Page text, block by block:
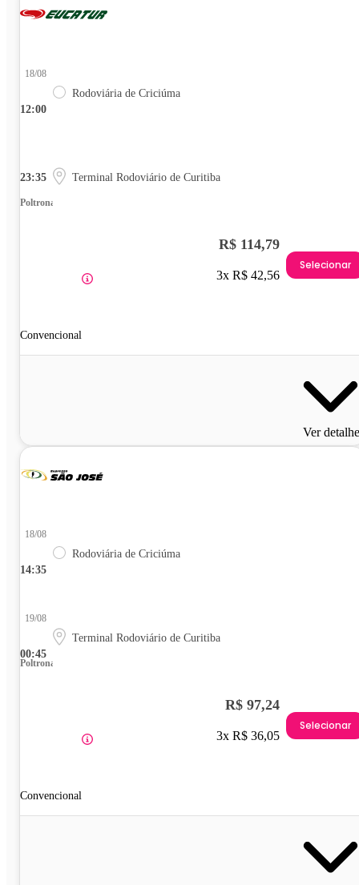
12:00
18/08
Rodoviária de Criciúma
23:35 Terminal Rodoviário de Curitiba
Poltrona
Convencional
R$ 114,79
3x R$ 42,56
Selecionar
Ver
14:35
18/08
Rodoviária de Criciúma
00:45
19/08
Terminal Rodoviário de Curitiba
Poltrona
Convencional
R$ 97,24
3x R$ 36,05
Selecionar